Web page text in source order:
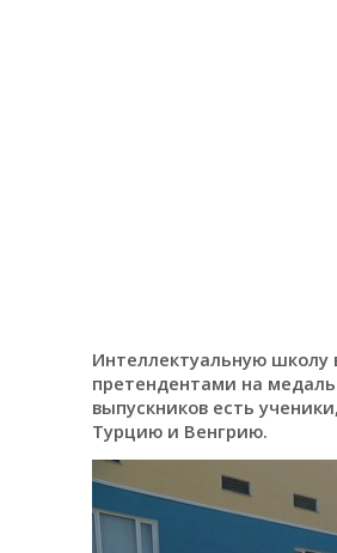
Интеллектуальную школу
претендентами на
выпускников есть
Турцию и Венгрию.